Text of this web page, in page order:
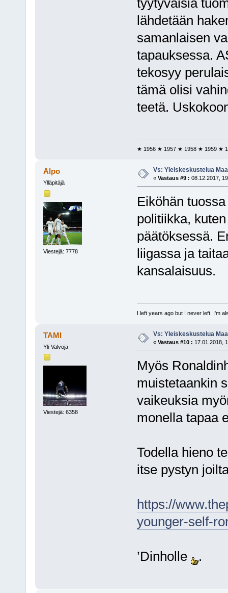
lähdetään
samanlaisen
tapauksessa.
tekosyy
tämä olisi
teetä.
★ 1956 ★ 1957 ★ 1958 ★ 1959 ★
Alpo
Ylläpitäjä
Viestejä: 7778
Vs: Yleiskeskustelua
« Vastaus #9 : 08.12.2017,
Eiköhän
politiikka,
päätöksessä.
liigassa ja
kansalaisuus.
I left years ago but I never left. I'm
TAMI
Yli-Valvoja
Viestejä: 6358
Vs: Yleiskeskustelua
« Vastaus #10 : 17.01.2018,
Myös
muistetaankin
vaikeuksia
monella tapaa
Todella hieno
itse pystyn
https://
younger-self-
’Dinholle .